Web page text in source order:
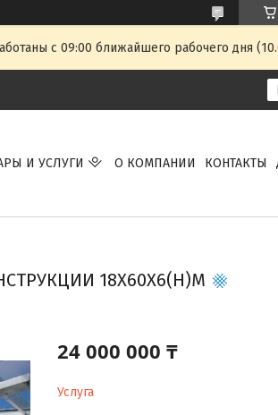
с 09:00 ближайшего рабочего дня
И УСЛУГИ О КОМПАНИИ КОНТАКТЫ
18Х60Х6(H)М
24 000 000 ₸
Услуга